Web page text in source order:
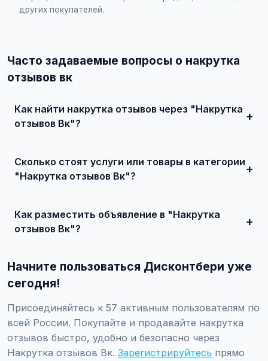
других покупателей.
Часто задаваемые вопросы о накрутка
отзывов вк
Как найти накрутка отзывов через "Накрутка
отзывов Вк"?
и договоритесь о сделке.
Сколько стоят услуги или товары в категории
"Накрутка отзывов Вк"?
Как разместить объявление в "Накрутка
отзывов Вк"?
реклама / Накрутка отзывов / Накрутка отзывов Вк",
заполните форму и опубликуйте. Первые объявления —
бесплатно!
Начните пользоваться Дисконтбери уже
сегодня!
Присоединяйтесь к 57 активным пользователям по
всей России. Покупайте и продавайте накрутка
отзывов быстро, удобно и безопасно через
Накрутка отзывов Вк. Зарегистрируйтесь прямо